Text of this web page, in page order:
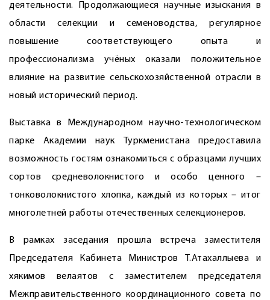
деятельности. Продолжающиеся научные изыскания в
области селекции и семеноводства, регулярное
повышение соответствующего опыта и
профессионализма учёных оказали положительное
влияние на развитие сельскохозяйственной отрасли в
новый исторический период.
Выставка в Международном научно-технологическом
парке Академии наук Туркменистана предоставила
возможность гостям ознакомиться с образцами лучших
сортов средневолокнистого и особо ценного –
тонковолокнистого хлопка, каждый из которых – итог
многолетней работы отечественных селекционеров.
В рамках заседания прошла встреча заместителя
Председателя Кабинета Министров Т.Атахаллыева и
хякимов велаятов с заместителем председателя
Межправительственного координационного совета по